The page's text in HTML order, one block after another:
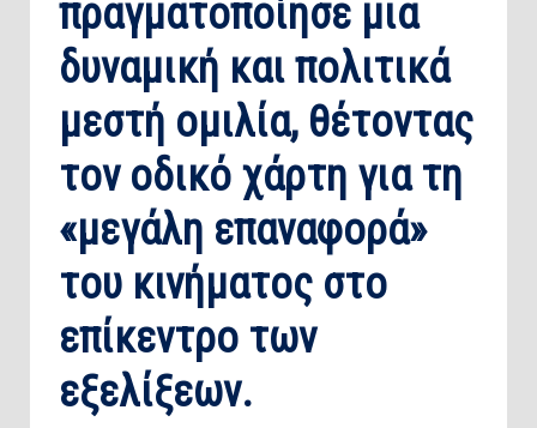
πραγματοποίησε μια
δυναμική και πολιτικά
μεστή ομιλία, θέτοντας
τον οδικό χάρτη για τη
«μεγάλη επαναφορά»
του κινήματος στο
επίκεντρο των
εξελίξεων.